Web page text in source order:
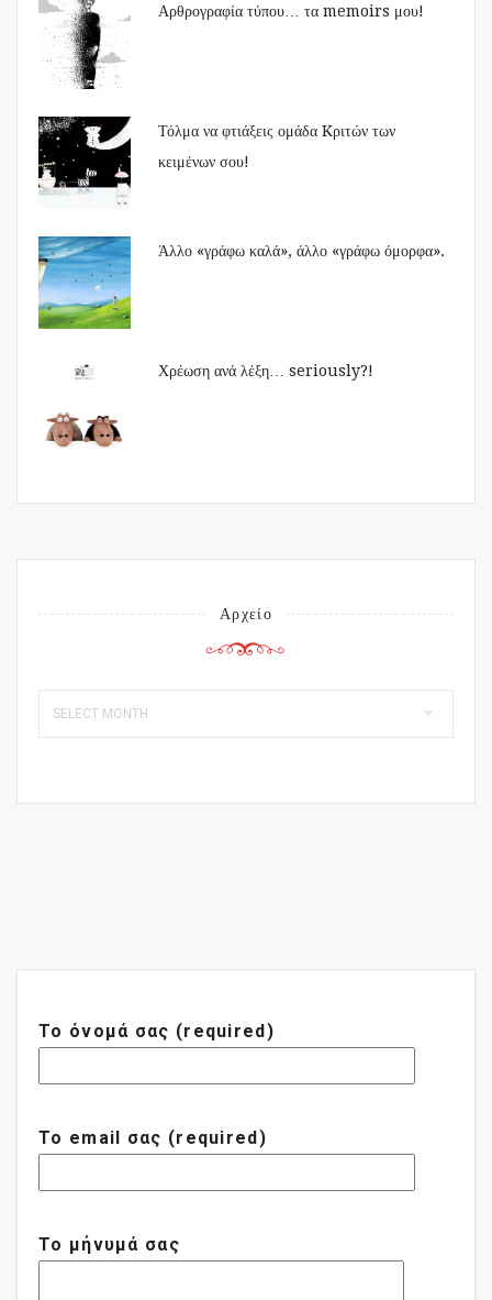
Αρθρογραφία τύπου… τα memoirs μου!
Τόλμα να φτιάξεις ομάδα Kριτών των
κειμένων σου!
Άλλο «γράφω καλά», άλλο «γράφω όμορφα».
Χρέωση ανά λέξη… seriously?!
Αρχείο
Το όνομά σας (required)
Το email σας (required)
Το μήνυμά σας